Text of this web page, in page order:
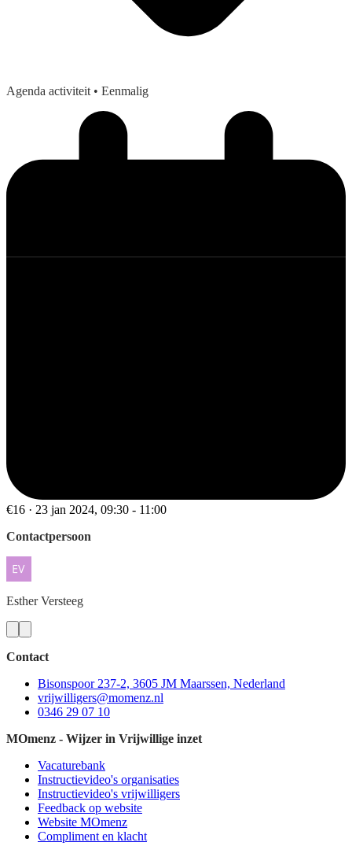
Agenda activiteit • Eenmalig
€16 · 23 jan 2024, 09:30 - 11:00
Contactpersoon
Esther Versteeg
Contact
Bisonspoor 237-2, 3605 JM Maarssen, Nederland
vrijwilligers@momenz.nl
0346 29 07 10
MOmenz - Wijzer in Vrijwillige inzet
Vacaturebank
Instructievideo's organisaties
Instructievideo's vrijwilligers
Feedback op website
Website MOmenz
Compliment en klacht